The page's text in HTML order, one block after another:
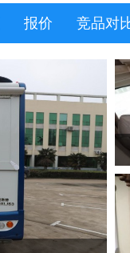
报价 竞品对